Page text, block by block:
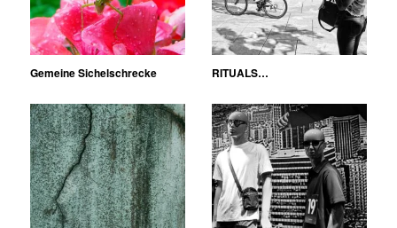
Gemeine Sichelschrecke RITUALS…